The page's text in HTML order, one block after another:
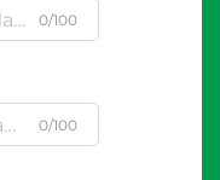
0/100
0/100